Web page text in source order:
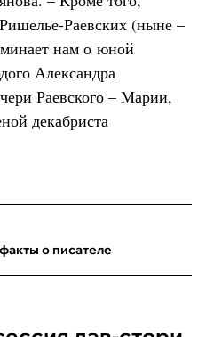
Раевских (ныне –
нам о юной
Александра
Раевского – Марии,
декабриста
о писателе